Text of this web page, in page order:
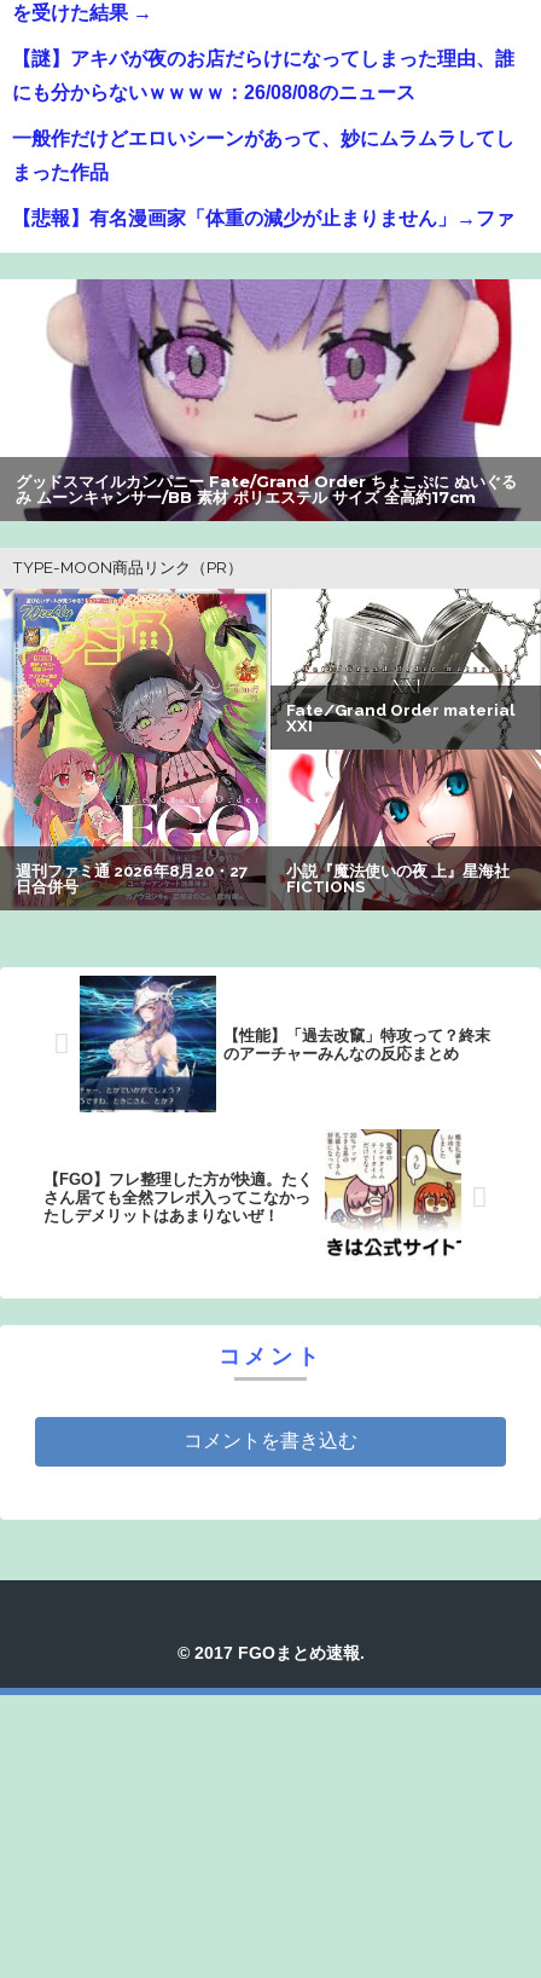
を受けた結果 →
【謎】アキバが夜のお店だらけになってしまった理由、誰
にも分からないｗｗｗｗ：26/08/08のニュース
一般作だけどエロいシーンがあって、妙にムラムラしてし
まった作品
【悲報】有名漫画家「体重の減少が止まりません」→ファ
ンから心配の声：26/08/07のニュース
【画像】女の子「ママー！ちいかわシール貼ったよー！」
→母親の心をざわつかせてしまうｗｗｗｗ
【画像】オタク「実際にプレイしたらわかるけどライザは
友達って感じで性的な目では見れないｗ」←これｗｗｗ
ｗ：26/08/06のニュース
【動画】ジャンポケ斉藤さん、懲役7年の求刑受けたあとの
TikTokライブ配信がヤバすぎると話題に
wwwwwwwwwwwwwwwwwwww
【爆笑】最近のオスガキ、名前がダサすぎるｗｗｗｗ ：
26/08/05のニュース
【悲報】 幻影旅団の団長さん、激太りすると全てが台無し
になる
【画像】美人すぎる女医、ガチで見つかる。めちゃくちゃ
いいべｗｗｗｗ ：26/08/04のニュース
【画像】みいちゃんと山田さん、日本の警察なめすぎで炎
上ｗｗｗｗwｗｗｗｗｗｗｗｗｗ
【画像】有志によって最強の「美少女ゲームランキング」
が発表！!！ あの名作も：26/08/09のニュース
グッドスマイルカンパニー Fate/Grand Order ちょこぷに ぬいぐる
み ムーンキャンサー/BB 素材 ポリエステル サイズ 全高約17cm
【性能】「過去改竄」特攻って？終末
のアーチャーみんなの反応まとめ
【FGO】フレ整理した方が快適。たく
さん居ても全然フレポ入ってこなかっ
たしデメリットはあまりないぜ！
コメント
コメントを書き込む
© 2017 FGOまとめ速報.